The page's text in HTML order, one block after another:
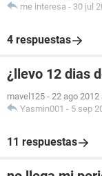
me interesa - 30 jul
4 respuestas
¿llevo 12 dias
mavel125 - 22 ago 2012
Yasmin001 - 5 sep
11 respuestas